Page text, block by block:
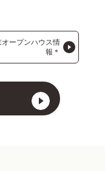
オープンハウス情
報＊